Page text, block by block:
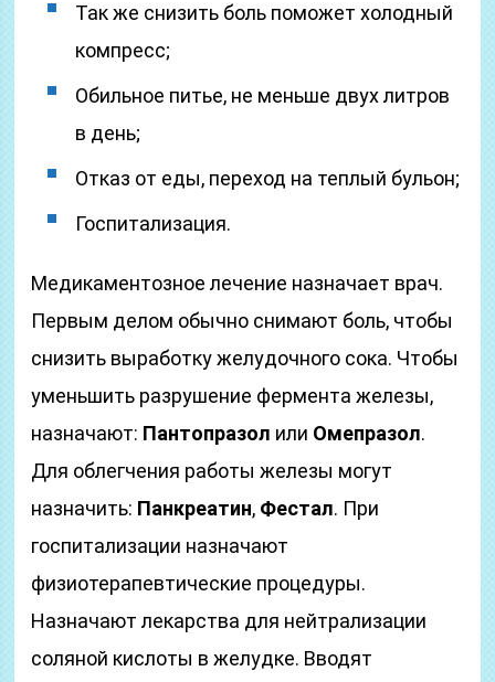
Так же снизить боль поможет холодный
компресс;
Обильное питье, не меньше двух литров
в день;
Отказ от еды, переход на теплый бульон;
Госпитализация.
Медикаментозное лечение назначает врач.
Первым делом обычно снимают боль, чтобы
снизить выработку желудочного сока. Чтобы
уменьшить разрушение фермента железы,
назначают: Пантопразол или Омепразол.
Для облегчения работы железы могут
назначить: Панкреатин, Фестал. При
госпитализации назначают
физиотерапевтические процедуры.
Назначают лекарства для нейтрализации
соляной кислоты в желудке. Вводят